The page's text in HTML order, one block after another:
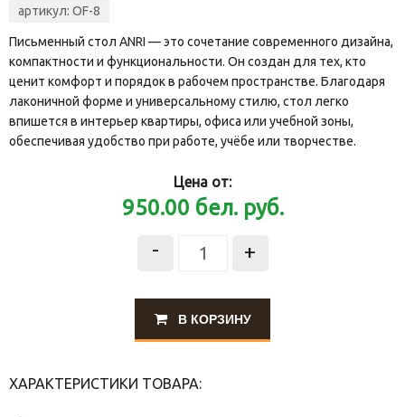
артикул: OF-8
Письменный стол ANRI — это сочетание современного дизайна,
компактности и функциональности. Он создан для тех, кто
ценит комфорт и порядок в рабочем пространстве. Благодаря
лаконичной форме и универсальному стилю, стол легко
впишется в интерьер квартиры, офиса или учебной зоны,
обеспечивая удобство при работе, учёбе или творчестве.
Цена от:
950.00 бел. руб.
- +
В КОРЗИНУ
ХАРАКТЕРИСТИКИ ТОВАРА: